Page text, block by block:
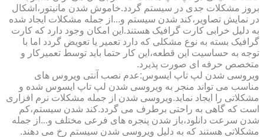
بروز مشکلات جدی در سیستم گردد.خاموش شدن مانیتور،اشکال
در نمایش تصاویر،کند شدن سیستم و...از جمله مشکلات ایجاد شده
به دلیل خرابی کارت گرافیک هستند.این امکان وجود دارد که کارت
گرافیک بسته به نوع مشکلی که دارد تعمیر یا تعویض گردد اما با
توجه به حساسیت این قطعه،این کار حتما باید توسط تعمیرکار و
متخصص حرفه ای صورت پذیرد.
ویروسی شدن لپ تاپ ایسوس:عدم نصب آنتی ویروس های
مناسب می تواند منجر به ویروسی شدن لپ تاپ ایسوس شده و
مشکلاتی را ایجاد نماید.ویروسی شدن از جمله مشکلات نرم افزاری
است که گاهی به راحتی برطرف می گردد.کند شدن سیستم،کم
شدن سرعت دانلود،باز شدن پنجره های فرعی مختلف و...از جمله
مشکلاتی هستند که به دلیل ویروسی شدن سیستم رخ می دهند.